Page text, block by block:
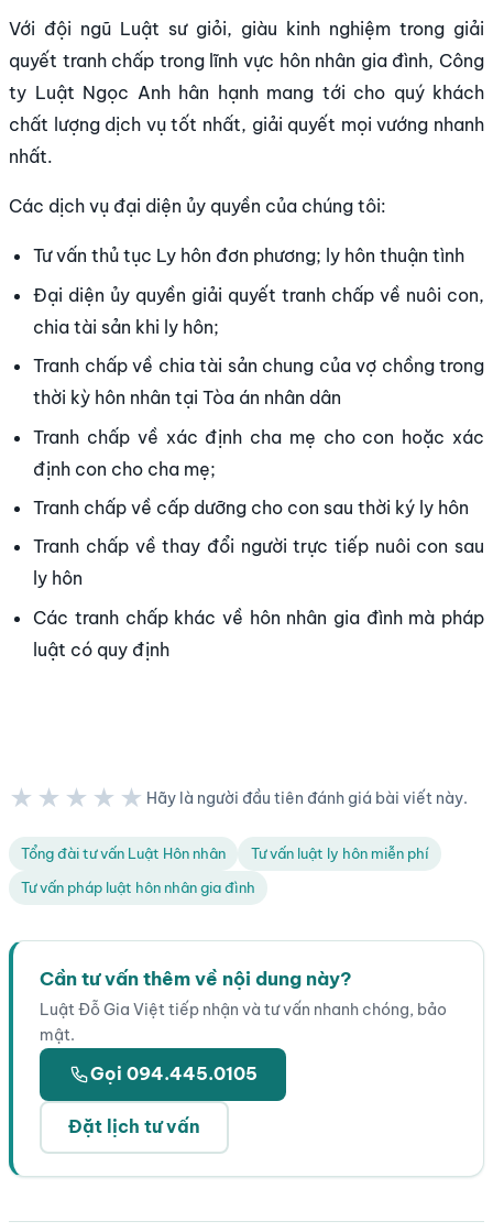
Với đội ngũ Luật sư giỏi, giàu kinh nghiệm trong giải
quyết tranh chấp trong lĩnh vực hôn nhân gia đình, Công
ty Luật Ngọc Anh hân hạnh mang tới cho quý khách
chất lượng dịch vụ tốt nhất, giải quyết mọi vướng nhanh
nhất.
Các dịch vụ đại diện ủy quyền của chúng tôi:
Tư vấn thủ tục Ly hôn đơn phương; ly hôn thuận tình
Đại diện ủy quyền giải quyết tranh chấp về nuôi con,
chia tài sản khi ly hôn;
Tranh chấp về chia tài sản chung của vợ chồng trong
thời kỳ hôn nhân tại Tòa án nhân dân
Tranh chấp về xác định cha mẹ cho con hoặc xác
định con cho cha mẹ;
Tranh chấp về cấp dưỡng cho con sau thời ký ly hôn
Tranh chấp về thay đổi người trực tiếp nuôi con sau
ly hôn
Các tranh chấp khác về hôn nhân gia đình mà pháp
luật có quy định
★★★★★ Hãy là người đầu tiên đánh giá bài viết này.
Tổng đài tư vấn Luật Hôn nhân
Tư vấn luật ly hôn miễn phí
Tư vấn pháp luật hôn nhân gia đình
Cần tư vấn thêm về nội dung này?
Luật Đỗ Gia Việt tiếp nhận và tư vấn nhanh chóng, bảo
mật.
Gọi 094.445.0105
Đặt lịch tư vấn